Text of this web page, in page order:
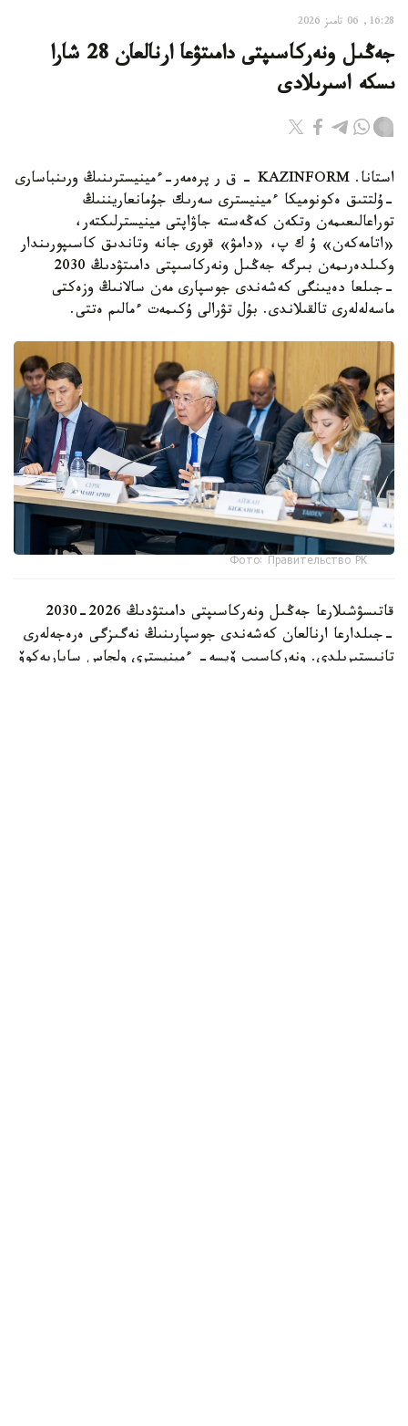
16:28, 06 تامىز 2026
جەڭىل ونەركاسىپتى دامىتۋعا ارنالعان 28 شارا
ىسكە اسىرىلادى
استانا. KAZINFORM - ق ر پرەمەر-ءمينيسترىنىڭ ورىنباسارى
-ۇلتتىق ەكونوميكا ءمينيسترى سەرىك جۇمانعاريننىڭ
توراعالىعىمەن وتكەن كەڭەستە جاۋاپتى مينيسترلىكتەر،
«اتامەكەن» ۇ ك پ، «دامۋ» قورى جانە وتاندىق كاسىپورىندار
وكىلدەرىمەن بىرگە جەڭىل ونەركاسىپتى دامىتۋدىڭ 2030
-جىلعا دەيىنگى كەشەندى جوسپارى مەن سالانىڭ وزەكتى
ماسەلەلەرى تالقىلاندى. بۇل تۋرالى ۇكىمەت ءمالىم ەتتى.
Фото: Правительство РК
قاتىسۋشىلارعا جەڭىل ونەركاسىپتى دامىتۋدىڭ 2026-2030
-جىلدارعا ارنالعان كەشەندى جوسپارىنىڭ نەگىزگى ەرەجەلەرى
تانىستىرىلدى. ونەركاسىپ ۆيسە- ءمينيسترى ولجاس ساپاربەكوۆ